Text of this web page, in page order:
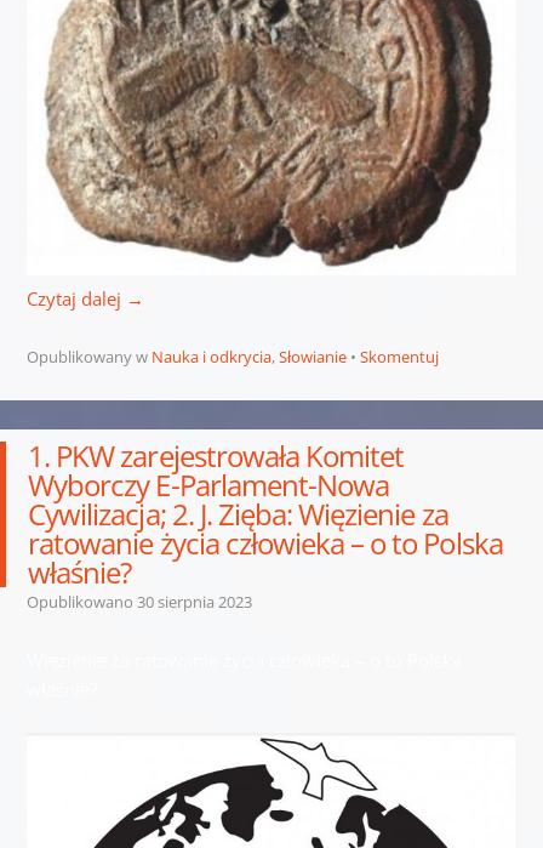
Czytaj dalej →
Opublikowany w Nauka i odkrycia,Słowianie Skomentuj
1. PKW zarejestrowała Komitet
Wyborczy E-Parlament-Nowa
Cywilizacja; 2. J. Zięba: Więzienie za
ratowanie życia człowieka – o to Polska
właśnie?
Opublikowano 30 sierpnia 2023